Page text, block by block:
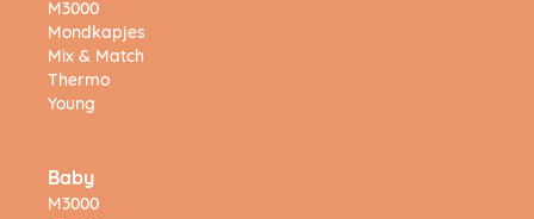
M3000
Mondkapjes
Mix & Match
Thermo
Young
Baby
M3000